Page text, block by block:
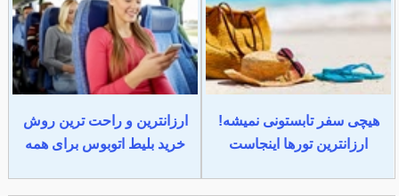
هیچی سفر تابستونی نمیشه!
ارزانترین تورها اینجاست
ارزانترین و راحت ترین روش
خرید بلیط اتوبوس برای همه